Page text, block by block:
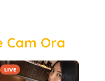
Cam Ora
LIVE